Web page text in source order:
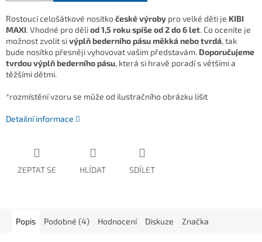
Rostoucí celošátkové nosítkočeské výroby pro velké děti je KIBI
MAXI. Vhodné pro děliod 1,5 roku spíše od 2 do 6 let. Co oceníte je
možnost zvolit sivýplň bederního pásu měkká nebo tvrdá, tak
bude nosítko přesněji vyhovovat vašim představám. Doporučujeme
tvrdou výplň bederního pásu, která si hravě poradí s většími a
těžšími dětmi.
*rozmístění vzoru se může od ilustračního obrázku lišit
Detailní informace
ZEPTAT SE HLÍDAT SDÍLET
Popis Podobné (4) Hodnocení Diskuze Značka